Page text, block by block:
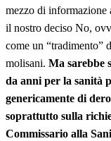
mezzo di informazione
il nostro deciso No,
come un “tradimento”
molisani. Ma sarebbe
da anni per la sanità
genericamente di
soprattutto sulla
Commissario alla